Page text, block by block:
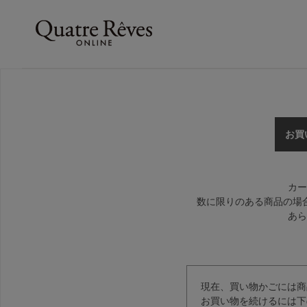
お買
カ
数に限りのある商品の場
あ
現在、買い物かごには
お買い物を続けるには